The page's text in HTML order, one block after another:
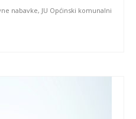
nabavke, JU Općinski komunalni